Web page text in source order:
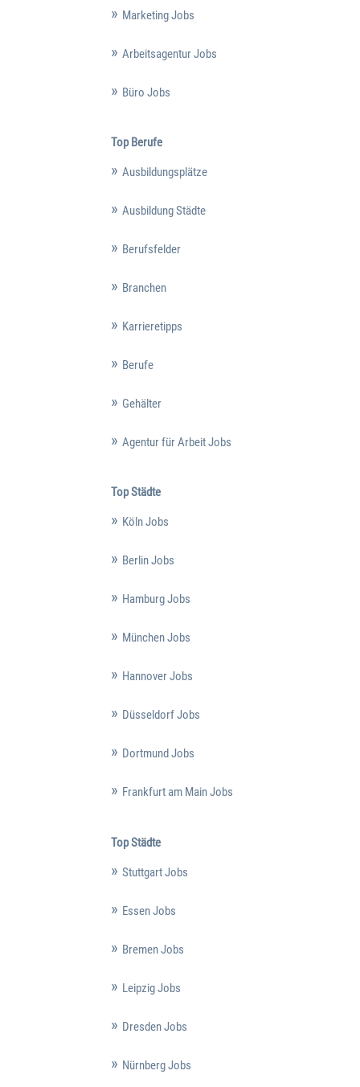
Marketing Jobs
Arbeitsagentur Jobs
Büro Jobs
Top Berufe
Ausbildungsplätze
Ausbildung Städte
Berufsfelder
Branchen
Karrieretipps
Berufe
Gehälter
Agentur für Arbeit Jobs
Top Städte
Köln Jobs
Berlin Jobs
Hamburg Jobs
München Jobs
Hannover Jobs
Düsseldorf Jobs
Dortmund Jobs
Frankfurt am Main Jobs
Top Städte
Stuttgart Jobs
Essen Jobs
Bremen Jobs
Leipzig Jobs
Dresden Jobs
Nürnberg Jobs